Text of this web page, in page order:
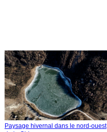
Paysage hivernal dans le nord-ouest